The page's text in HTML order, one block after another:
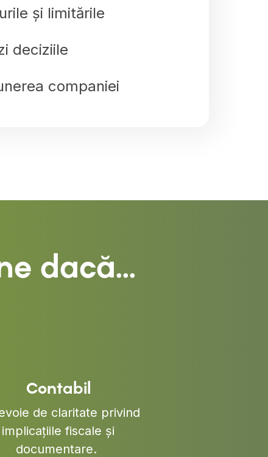
și limitările
deciziile
companiei
dacă...
Contabil
de claritate privind
implicațiile fiscale și
documentare.